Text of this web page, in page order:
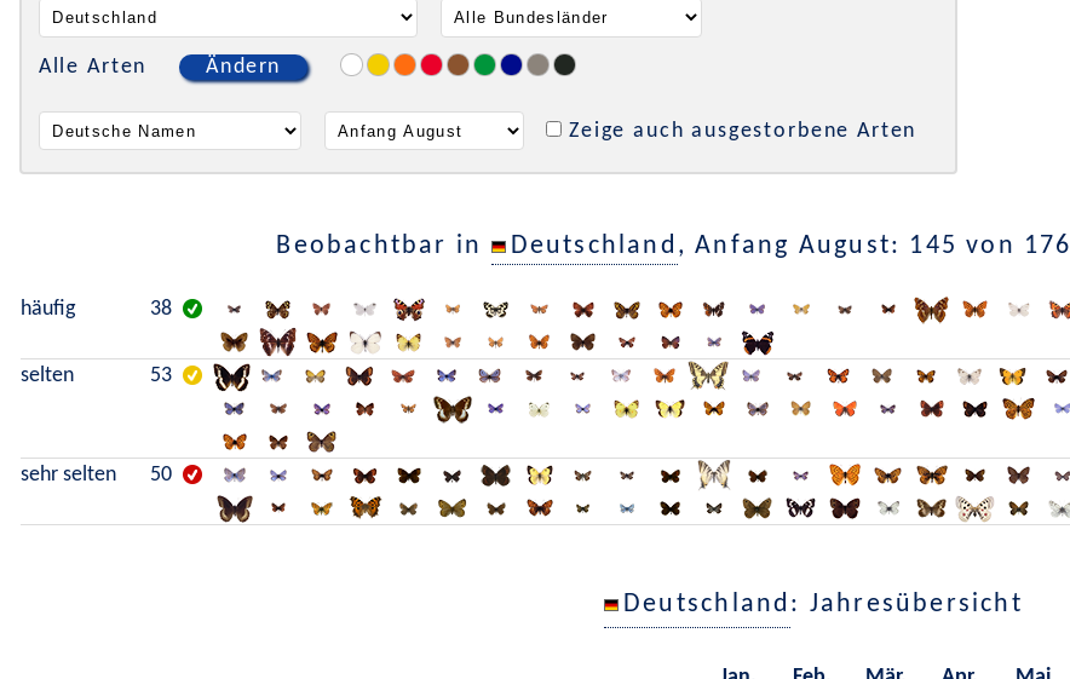
Alle Arten Ändern
Zeige auch ausgestorbene Arten
Beobachtbar in Deutschland , Anfang August: 145 von
häufig 38
selten 53
sehr selten 50
Deutschland : Jahresübersicht